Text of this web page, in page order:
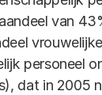
van
personeel
dat in 2005